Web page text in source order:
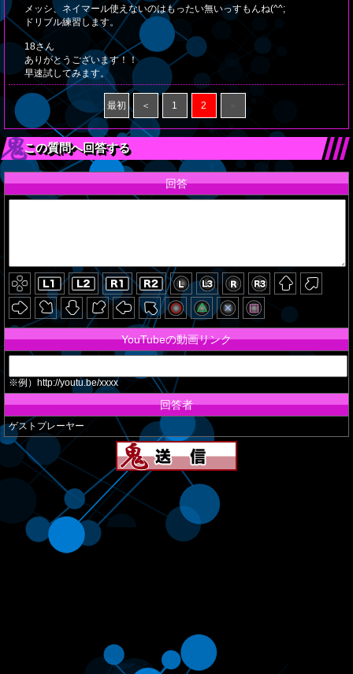
メッシ、ネイマール使えないのはもったい無いっすもんね(^^;
ドリブル練習します。
18さん
ありがとうございます！！
早速試してみます。
最初 ＜ 1 2
この質問へ回答する
回答
YouTubeの動画リンク
※例）http://youtu.be/xxxx
回答者
ゲストプレーヤー